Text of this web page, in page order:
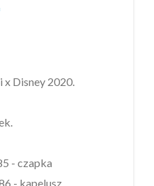
x Disney 2020.
- czapka
- kapelusz